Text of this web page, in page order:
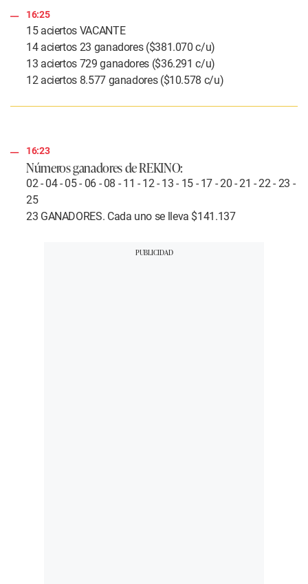
16:25
15 aciertos VACANTE
14 aciertos 23 ganadores ($381.070 c/u)
13 aciertos 729 ganadores ($36.291 c/u)
12 aciertos 8.577 ganadores ($10.578 c/u)
16:23
Números ganadores de REKINO:
02 - 04 - 05 - 06 - 08 - 11 - 12 - 13 - 15 - 17 - 20 - 21 - 22 - 23 -
25
23 GANADORES. Cada uno se lleva $141.137